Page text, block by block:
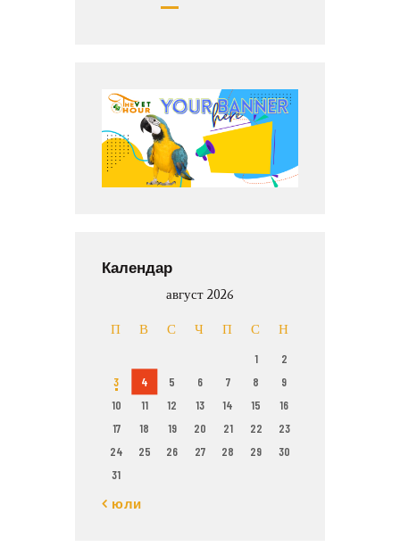
Календар
август 2026
П В С Ч П С Н
1
2
3
4 5 6 7 8
9
10
11 12 13 14 15
16
17
18 19 20 21 22
23
24
25 26 27 28 29
30
31
« юли